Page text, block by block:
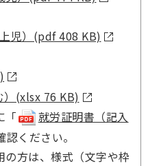
児）(pdf 408 KB)
）(xlsx 76 KB)
「
就労証明書（記入
認ください。
方は、様式（文字や枠